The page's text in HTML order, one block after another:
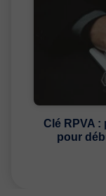
Clé RPVA
pour